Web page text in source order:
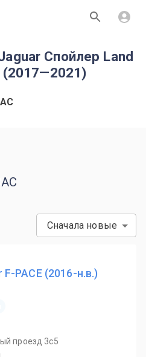
Спойлер Land
(2017—2021)
Сначала новые
PACE (2016-н.в.)
проезд 3с5